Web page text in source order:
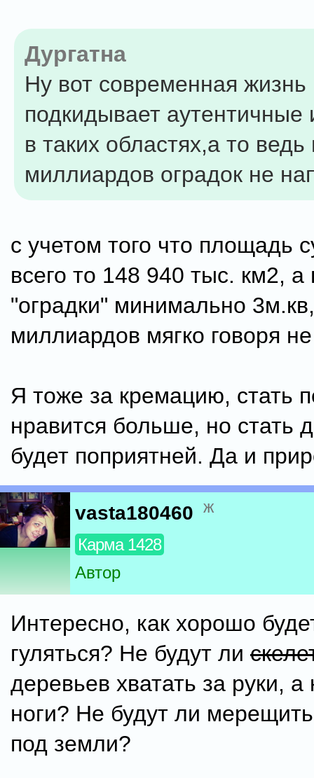
Дургатна
Ну вот современная жизнь
подкидывает
в таких областях,а то
миллиардов оградок не
с учетом того что площадь
всего то 148 940 тыс. км2,
"оградки" минимально
миллиардов мягко говоря не
Я тоже за кремацию, стать
нравится больше, но стать
будет поприятней. Да и
vasta180460 ж
Карма 1428
Автор
Интересно, как хорошо
гуляться? Не будут ли
деревьев хватать за руки, а
ноги? Не будут ли
под земли?